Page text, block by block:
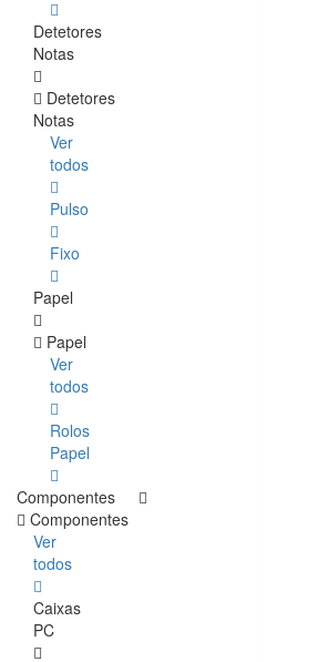
Detetores
Notas
Detetores
Notas
Ver
todos
Pulso
Fixo
Papel
Papel
Ver
todos
Rolos
Papel
Componentes
Componentes
Ver
todos
Caixas
PC